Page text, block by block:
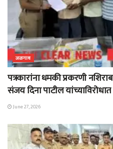
जळगाव
पत्रकारांना धमकी प्रकरणी
संजय दिना पाटील
June 27, 2026